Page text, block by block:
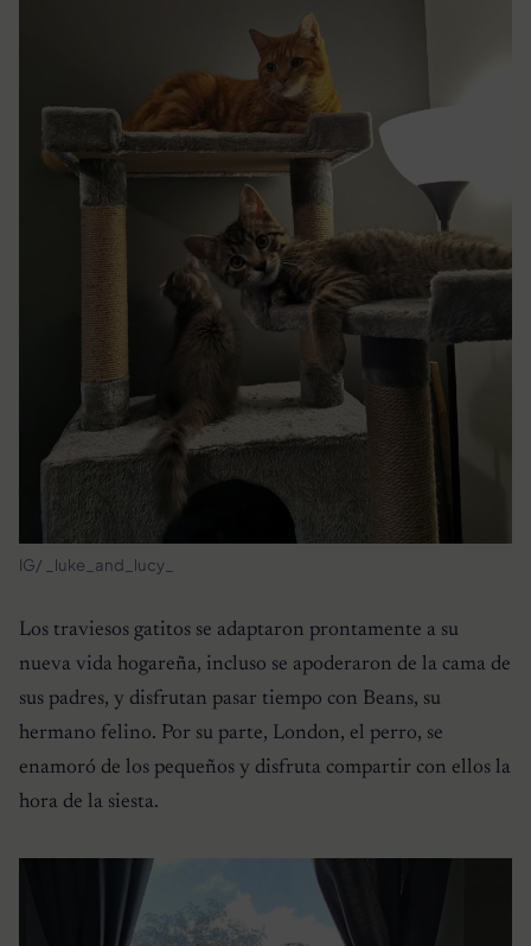
IG/ _luke_and_lucy_
Los traviesos gatitos se adaptaron prontamente a su
nueva vida hogareña, incluso se apoderaron de la cama de
sus padres, y disfrutan pasar tiempo con Beans, su
hermano felino. Por su parte, London, el perro, se
enamoró de los pequeños y disfruta compartir con ellos la
hora de la siesta.